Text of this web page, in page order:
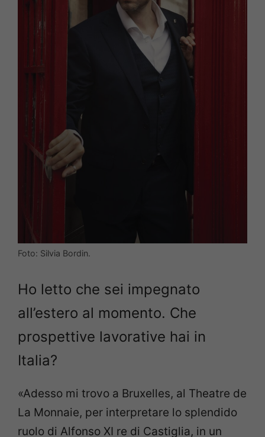
Foto: Silvia Bordin.
Ho letto che sei impegnato
all’estero al momento. Che
prospettive lavorative hai in
Italia?
«Adesso mi trovo a Bruxelles, al Theatre de
La Monnaie, per interpretare lo splendido
ruolo di Alfonso XI re di Castiglia, in un